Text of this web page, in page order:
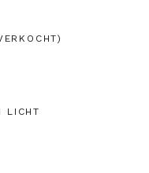
LICHT